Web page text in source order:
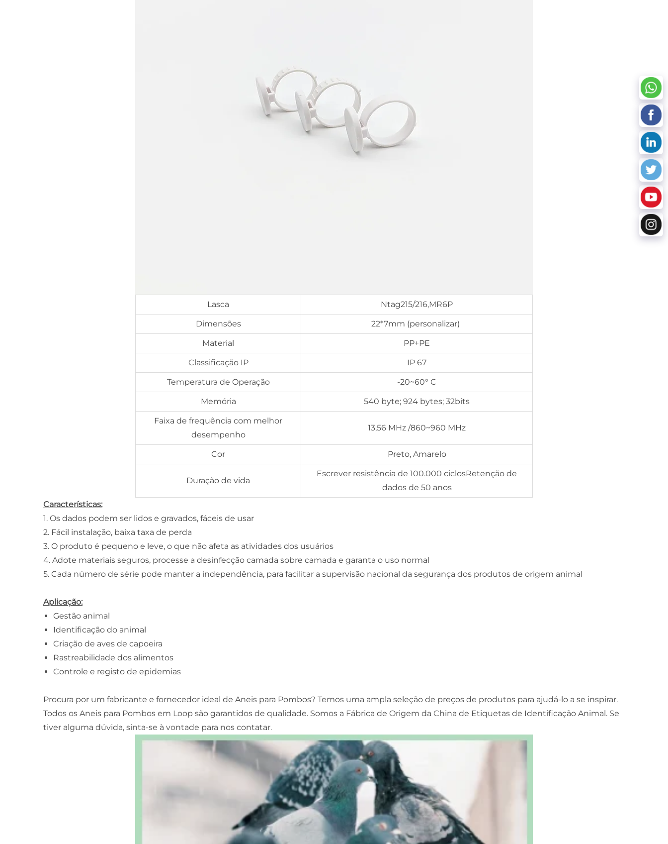
Lasca Ntag215/216,MR6P
Dimensões 22*7mm (personalizar)
Material PP+PE
Classificação IP IP 67
Temperatura de Operação -20~60° C
Memória 540 byte; 924 bytes; 32bits
Faixa de frequência com melhor
desempenho
13,56 MHz /860~960 MHz
Cor Preto, Amarelo
Duração de vida
Escrever resistência de 100.000 ciclosRetenção de
dados de 50 anos
Características:
1. Os dados podem ser lidos e gravados, fáceis de usar
2. Fácil instalação, baixa taxa de perda
3. O produto é pequeno e leve, o que não afeta as atividades dos usuários
4. Adote materiais seguros, processe a desinfecção camada sobre camada e garanta o uso normal
5. Cada número de série pode manter a independência, para facilitar a supervisão nacional da segurança dos produtos de origem animal
Aplicação:
Gestão animal
Identificação do animal
Criação de aves de capoeira
Rastreabilidade dos alimentos
Controle e registo de epidemias
Procura por um fabricante e fornecedor ideal de Aneis para Pombos? Temos uma ampla seleção de preços de produtos para ajudá-lo a se inspirar.
Todos os Aneis para Pombos em Loop são garantidos de qualidade. Somos a Fábrica de Origem da China de Etiquetas de Identificação Animal. Se
tiver alguma dúvida, sinta-se à vontade para nos contatar.